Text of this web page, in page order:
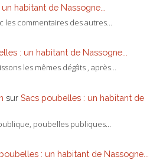
habitant de Nassogne...
les commentaires des autres...
: un habitant de Nassogne...
les mêmes dégâts , après...
sur Sacs poubelles : un habitant de
poubelles publiques...
: un habitant de Nassogne...